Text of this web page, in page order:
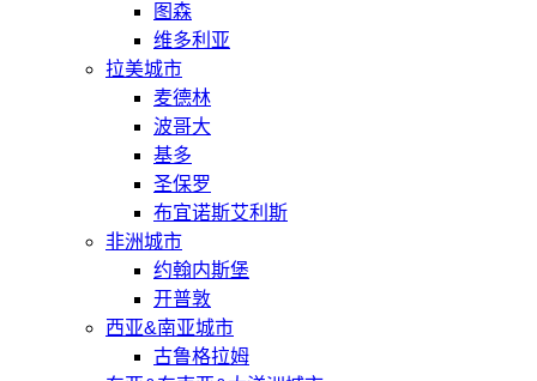
图森
维多利亚
拉美城市
麦德林
波哥大
基多
圣保罗
布宜诺斯艾利斯
非洲城市
约翰内斯堡
开普敦
西亚&南亚城市
古鲁格拉姆